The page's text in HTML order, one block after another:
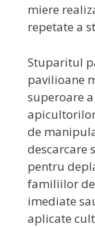
miere
repetate a
Stuparitul
pavilioane
superoare
de
descarcare
pentru
familiilor
imediate
aplicate